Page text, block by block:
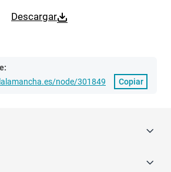
Descargar
node/301849
Copiar